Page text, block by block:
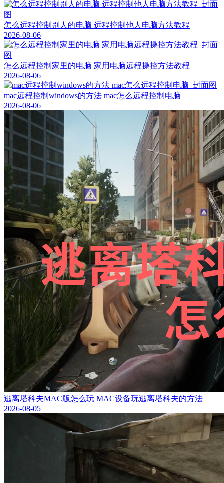
怎么远程控制别人的电脑 远程控制他人电脑方法教程
2026-08-06
怎么远程控制家里的电脑 家用电脑远程操控方法教程
2026-08-06
mac远程控制windows的方法 mac怎么远程控制电脑
2026-08-06
逃离塔科夫MAC版怎么玩 MAC设备玩逃离塔科夫的方法
2026-08-05